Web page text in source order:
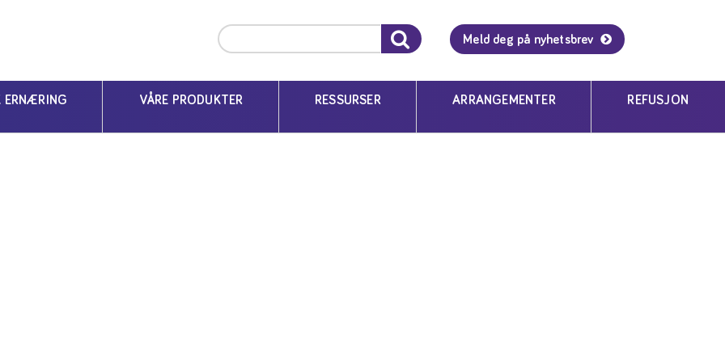
Meld deg på nyhetsbrev
ERNÆRING VÅRE PRODUKTER RESSURSER ARRANGEMENTER REFUSJON